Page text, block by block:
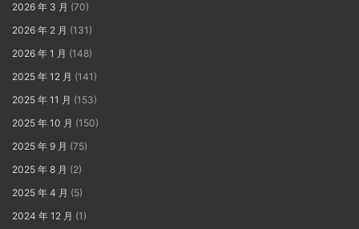
2026 年 3 月 (70)
2026 年 2 月 (131)
2026 年 1 月 (148)
2025 年 12 月 (141)
2025 年 11 月 (153)
2025 年 10 月 (150)
2025 年 9 月 (75)
2025 年 8 月 (2)
2025 年 4 月 (5)
2024 年 12 月 (1)